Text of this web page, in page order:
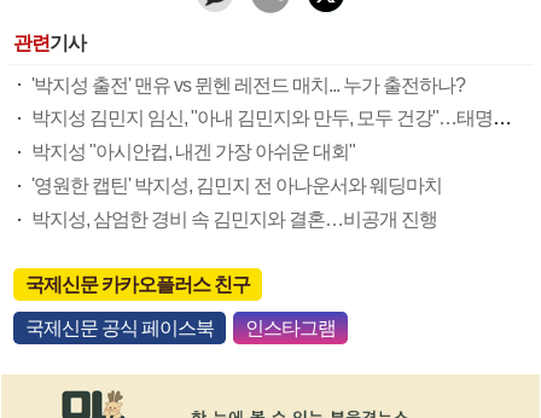
관련기사
'박지성 출전' 맨유 vs 뮌헨 레전드 매치... 누가 출전하나?
박지성 김민지 임신, "아내 김민지와 만두, 모두 건강"…태명은 '만두'
박지성 "아시안컵, 내겐 가장 아쉬운 대회"
'영원한 캡틴' 박지성, 김민지 전 아나운서와 웨딩마치
박지성, 삼엄한 경비 속 김민지와 결혼…비공개 진행
국제신문 카카오플러스 친구
국제신문 공식 페이스북 인스타그램